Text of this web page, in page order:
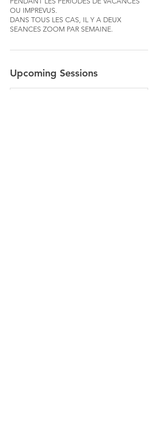
OU IMPREVUS.
DANS TOUS LES CAS, IL Y A DEUX
SEANCES ZOOM PAR SEMAINE.
Upcoming Sessions